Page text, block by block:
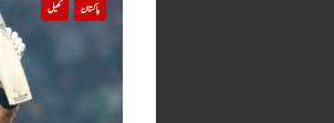
پاکستان کھیل